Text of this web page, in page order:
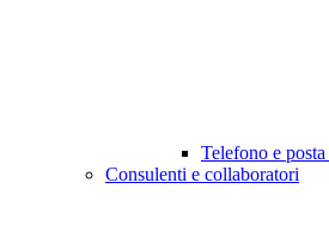
Telefono e
Consulenti e collaboratori